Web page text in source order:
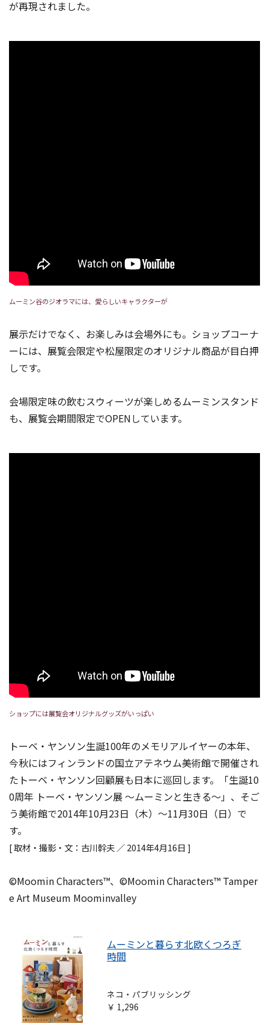
が再現されました。
ムーミン谷のジオラマには、愛らしいキャラクターが
展示だけでなく、お楽しみは会場外にも。ショップコーナ
ーには、展覧会限定や松屋限定のオリジナル商品が目白押
しです。
会場限定味の飲むスウィーツが楽しめるムーミンスタンド
も、展覧会期間限定でOPENしています。
ショップには展覧会オリジナルグッズがいっぱい
トーベ・ヤンソン生誕100年のメモリアルイヤーの本年、
今秋にはフィンランドの国立アテネウム美術館で開催され
たトーベ・ヤンソン回顧展も日本に巡回します。「生誕10
0周年 トーベ・ヤンソン展 ～ムーミンと生きる～」、そご
う美術館で2014年10月23日（木）～11月30日（日）で
す。
[ 取材・撮影・文：古川幹夫 ／ 2014年4月16日 ]
©Moomin Characters™、©Moomin Characters™ Tamper
e Art Museum Moominvalley
ムーミンと暮らす北欧くつろぎ
時間
ネコ・パブリッシング
￥ 1,296